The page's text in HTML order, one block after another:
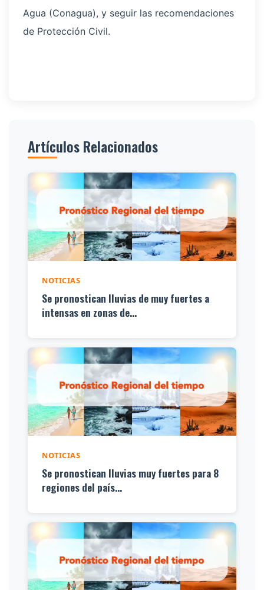
Agua (Conagua), y seguir las recomendaciones
de Protección Civil.
Artículos Relacionados
NOTICIAS
Se pronostican lluvias de muy fuertes a
intensas en zonas de...
NOTICIAS
Se pronostican lluvias muy fuertes para 8
regiones del país...